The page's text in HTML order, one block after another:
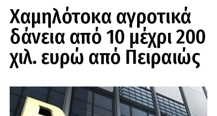
Χαμηλότοκα αγροτικά
δάνεια από 10 μέχρι 200
χιλ. ευρώ από Πειραιώς